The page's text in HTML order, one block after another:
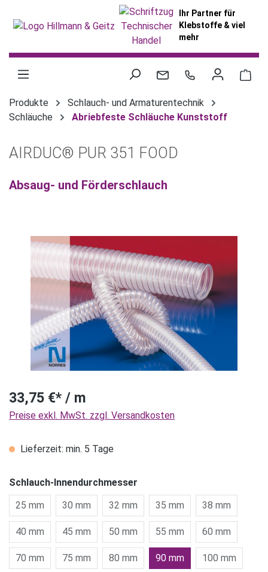
Ihr Partner für
Klebstoffe & viel
mehr
Produkte
Schlauch- und Armaturentechnik
Schläuche
Abriebfeste Schläuche Kunststoff
AIRDUC® PUR 351 FOOD
Absaug- und Förderschlauch
Bildergalerie überspringen
33,75 €* / m
Preise exkl. MwSt. zzgl. Versandkosten
Lieferzeit: min. 5 Tage
Schlauch-Innendurchmesser
25 mm
30 mm 32 mm 35 mm 38 mm
40 mm 45 mm 50 mm 55 mm 60 mm
70 mm 75 mm 80 mm 90 mm 100 mm